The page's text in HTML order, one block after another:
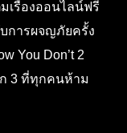
เรื่องออนไลน์ฟรี
การผจญภัยครั้ง
You Don’t 2
3 ที่ทุกคนห้าม